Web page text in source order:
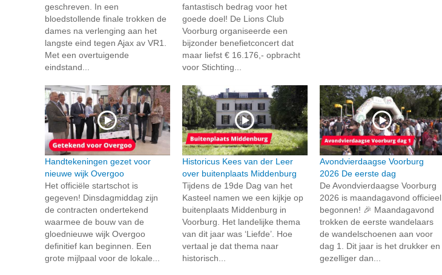
geschreven. In een
bloedstollende finale trokken de
dames na verlenging aan het
langste eind tegen Ajax av VR1.
Met een overtuigende
eindstand...
fantastisch bedrag voor het
goede doel! De Lions Club
Voorburg organiseerde een
bijzonder benefietconcert dat
maar liefst € 16.176,- opbracht
voor Stichting...
Handtekeningen gezet voor
nieuwe wijk Overgoo
Het officiële startschot is
gegeven! Dinsdagmiddag zijn
de contracten ondertekend
waarmee de bouw van de
gloednieuwe wijk Overgoo
definitief kan beginnen. Een
grote mijlpaal voor de lokale...
Historicus Kees van der Leer
over buitenplaats Middenburg
Tijdens de 19de Dag van het
Kasteel namen we een kijkje op
buitenplaats Middenburg in
Voorburg. Het landelijke thema
van dit jaar was ‘Liefde’. Hoe
vertaal je dat thema naar
historisch...
Avondvierdaagse Voorburg
2026 De eerste dag
De Avondvierdaagse Voorburg
2026 is maandagavond officieel
begonnen! 🎉 Maandagavond
trokken de eerste wandelaars
de wandelschoenen aan voor
dag 1. Dit jaar is het drukker en
gezelliger dan...